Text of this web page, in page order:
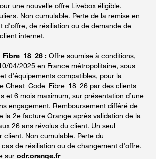
une nouvelle offre Livebox éligible.
Non cumulable. Perte de la remise en
d'offre, de résiliation ou de demande de
internet.
: Offre soumise à conditions,
04/2025 en France métropolitaine, sous
d’équipements compatibles, pour la
Cheat_Code_Fibre_18_26 par des clients
et 6 mois maximum, sur présentation d’une
engagement. Remboursement différé de
la 2e facture Orange après validation de la
26 ans révolus du client. Un seul
client. Non cumulable. Perte du
de résiliation ou de changement d’offre.
sur odr.orange.fr